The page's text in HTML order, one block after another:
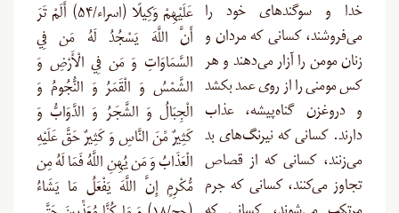
خدا و سوگندهای خود را
می‌فروشند، کسانی که مردان و
زنان مومن را آزار می‌دهند و هر
کس مومنی را از روی عمد بکشد
و دروغزن گناه‌پیشه، عذاب
دارند. کسانی که نیرنگ‌های بد
می‌زنند، کسانی که از قصاص
تجاوز می‌کنند، کسانی که جرم
عَلَيْهِمْ وَكِيلًا (اسراء/۵۴) أَلَمْ تَرَ
أَنَّ اللَّهَ يَسْجُدُ لَهُ مَن فِي
السَّمَاوَاتِ وَ مَن فِي الْأَرْضِ وَ
الشَّمْسُ وَ الْقَمَرُ وَ النُّجُومُ وَ
الْجِبَالُ وَ الشَّجَرُ وَ الدَّوَابُّ وَ
كَثِيرٌ مِّنَ النَّاسِ وَ كَثِيرٌ حَقَّ عَلَيْهِ
الْعَذَابُ وَ مَن يُهِنِ اللَّهُ فَمَا لَهُ مِن
مُّكْرِمٍ إِنَّ اللَّهَ يَفْعَلُ مَا يَشَاءُ